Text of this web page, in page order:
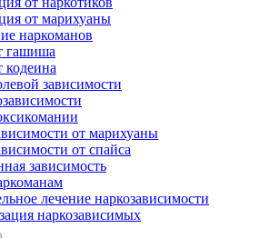
от марихуаны
наркоманов
гашиша
кодеина
зависимости
от марихуаны
от спайса
зависимость
лечение наркозависимости
наркозависимых